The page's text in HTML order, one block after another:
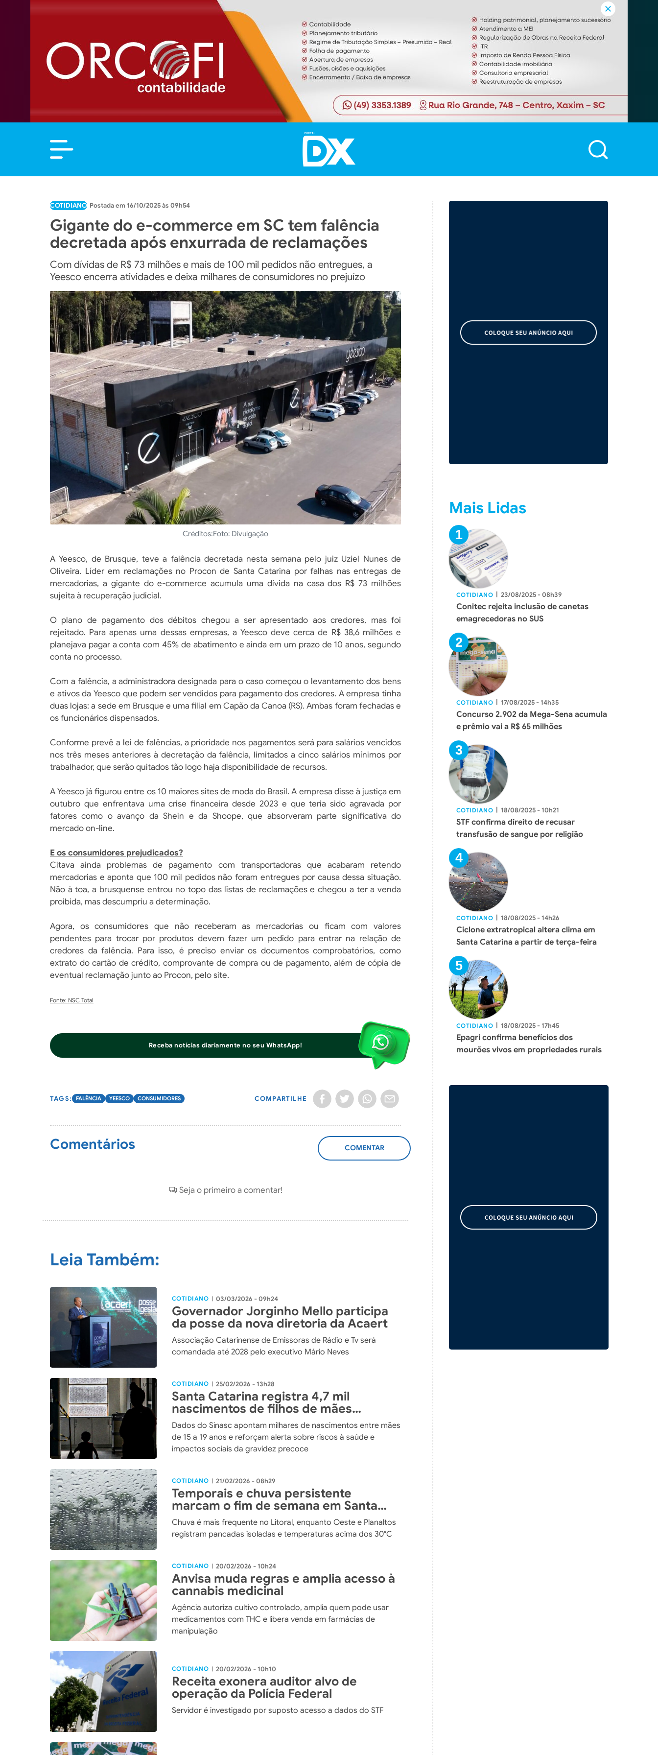
COTIDIANO 16/10/2025 às 09h54
Gigante do e-commerce em SC tem falência
decretada após enxurrada de reclamações
Com dívidas de R$ 73 milhões e mais de 100 mil pedidos não entregues, a
Yeesco encerra atividades e deixa milhares de consumidores no prejuízo
Créditos:Foto: Divulgação
A Yeesco, de Brusque, teve a falência decretada nesta semana pelo juiz Uziel Nunes de
Oliveira. Líder em reclamações no Procon de Santa Catarina por falhas nas entregas de
mercadorias, a gigante do e-commerce acumula uma dívida na casa dos R$ 73 milhões
sujeita à recuperação judicial.
O plano de pagamento dos débitos chegou a ser apresentado aos credores, mas foi
rejeitado. Para apenas uma dessas empresas, a Yeesco deve cerca de R$ 38,6 milhões e
planejava pagar a conta com 45% de abatimento e ainda em um prazo de 10 anos, segundo
conta no processo.
Com a falência, a administradora designada para o caso começou o levantamento dos bens
e ativos da Yeesco que podem ser vendidos para pagamento dos credores. A empresa tinha
duas lojas: a sede em Brusque e uma filial em Capão da Canoa (RS). Ambas foram fechadas e
os funcionários dispensados.
Conforme prevê a lei de falências, a prioridade nos pagamentos será para salários vencidos
nos três meses anteriores à decretação da falência, limitados a cinco salários mínimos por
trabalhador, que serão quitados tão logo haja disponibilidade de recursos.
A Yeesco já figurou entre os 10 maiores sites de moda do Brasil. A empresa disse à justiça em
outubro que enfrentava uma crise financeira desde 2023 e que teria sido agravada por
fatores como o avanço da Shein e da Shoope, que absorveram parte significativa do
mercado on-line.
E os consumidores prejudicados?
Citava ainda problemas de pagamento com transportadoras que acabaram retendo
mercadorias e aponta que 100 mil pedidos não foram entregues por causa dessa situação.
Não à toa, a brusquense entrou no topo das listas de reclamações e chegou a ter a venda
proibida, mas descumpriu a determinação.
Agora, os consumidores que não receberam as mercadorias ou ficam com valores
pendentes para trocar por produtos devem fazer um pedido para entrar na relação de
credores da falência. Para isso, é preciso enviar os documentos comprobatórios, como
extrato do cartão de crédito, comprovante de compra ou de pagamento, além de cópia de
eventual reclamação junto ao Procon, pelo site.
Fonte: NSC Total
Receba notícias diariamente no seu WhatsApp!
FALÊNCIA YEESCO CONSUMIDORES COMPARTILHE
Comentários
ADICIONAR
COMENTÁRIO
Seja o primeiro a comentar!
Leia Também:
COTIDIANO | 03/03/2026 - 09h24
Governador Jorginho Mello participa
da posse da nova diretoria da Acaert
Associação Catarinense de Emissoras de Rádio e Tv será
comandada até 2028 pelo executivo Mário Neves
COTIDIANO | 25/02/2026 - 13h28
Santa Catarina registra 4,7 mil
nascimentos de filhos de mães
adolescentes em 2025
Dados do Sinasc apontam milhares de nascimentos entre mães
de 15 a 19 anos e reforçam alerta sobre riscos à saúde e
impactos sociais da gravidez precoce
COTIDIANO | 21/02/2026 - 08h29
Temporais e chuva persistente
marcam o fim de semana em Santa
Catarina
Chuva é mais frequente no Litoral, enquanto Oeste e Planaltos
registram pancadas isoladas e temperaturas acima dos 30°C
COTIDIANO | 20/02/2026 - 10h24
Anvisa muda regras e amplia acesso à
cannabis medicinal
Agência autoriza cultivo controlado, amplia quem pode usar
medicamentos com THC e libera venda em farmácias de
manipulação
COTIDIANO | 20/02/2026 - 10h10
Receita exonera auditor alvo de
operação da Polícia Federal
Servidor é investigado por suposto acesso a dados do STF
Mais Lidas
COTIDIANO | 23/08/2025 - 08h39
Conitec rejeita inclusão de canetas
emagrecedoras no SUS
COTIDIANO | 17/08/2025 - 14h35
Concurso 2.902 da Mega-Sena acumula
e prêmio vai a R$ 65 milhões
COTIDIANO | 18/08/2025 - 10h21
STF confirma direito de recusar
transfusão de sangue por religião
COTIDIANO | 18/08/2025 - 14h26
Ciclone extratropical altera clima em
Santa Catarina a partir de terça-feira
COTIDIANO | 18/08/2025 - 17h45
Epagri confirma benefícios dos
mourões vivos em propriedades rurais